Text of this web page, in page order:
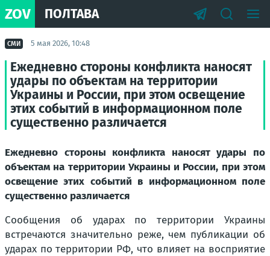
ZOV ПОЛТАВА
СМИ 5 мая 2026, 10:48
Ежедневно стороны конфликта наносят
удары по объектам на территории
Украины и России, при этом освещение
этих событий в информационном поле
существенно различается
Ежедневно стороны конфликта наносят удары по
объектам на территории Украины и России, при этом
освещение этих событий в информационном поле
существенно различается
Сообщения об ударах по территории Украины
встречаются значительно реже, чем публикации об
ударах по территории РФ, что влияет на восприятие